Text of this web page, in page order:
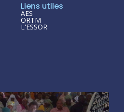
Liens utiles
AES
ORTM
L'ESSOR